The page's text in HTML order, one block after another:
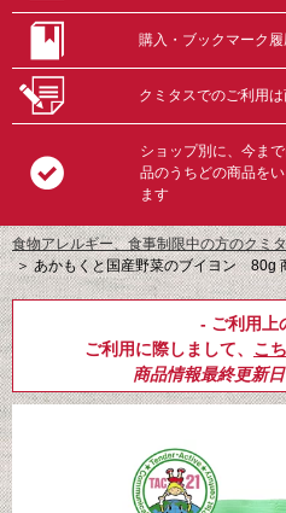
購入・ブックマーク
クミタスでのご利用
ショップ別に、今ま
品のうちどの商品を
ます
食物アレルギー、食事制限中の方のクミ
＞あかもくと国産野菜のブイヨン 80g
- ご利用上
ご利用に際しまして、 こ
商品情報最終更新日